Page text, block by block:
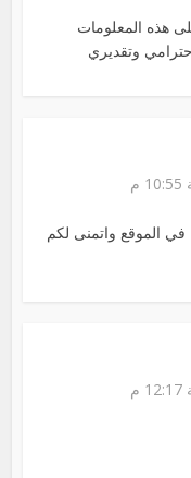
هذه المعلومات
وتقديري
الموقع واتمنى لكم